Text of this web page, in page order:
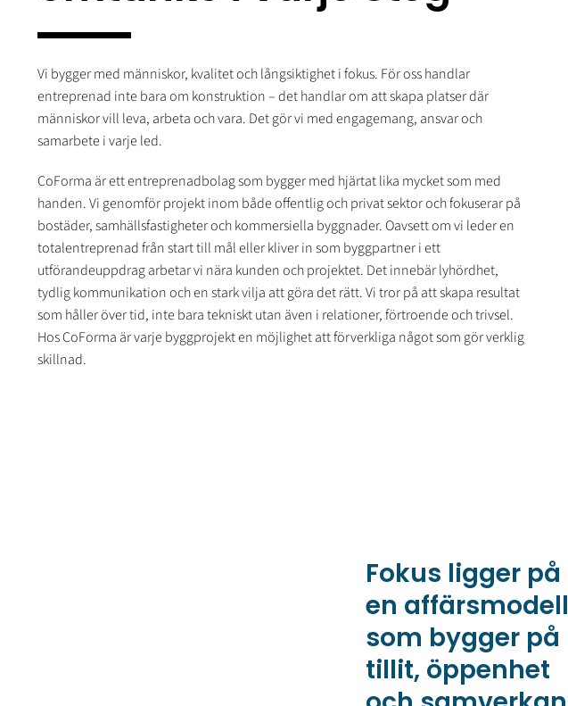
Vi bygger med människor, kvalitet och långsiktighet i fokus. För oss handlar
entreprenad inte bara om konstruktion – det handlar om att skapa platser där
människor vill leva, arbeta och vara. Det gör vi med engagemang, ansvar och
samarbete i varje led.
CoForma är ett entreprenadbolag som bygger med hjärtat lika mycket som med
handen. Vi genomför projekt inom både offentlig och privat sektor och fokuserar på
bostäder, samhällsfastigheter och kommersiella byggnader. Oavsett om vi leder en
totalentreprenad från start till mål eller kliver in som byggpartner i ett
utförandeuppdrag arbetar vi nära kunden och projektet. Det innebär lyhördhet,
tydlig kommunikation och en stark vilja att göra det rätt. Vi tror på att skapa resultat
som håller över tid, inte bara tekniskt utan även i relationer, förtroende och trivsel.
Hos CoForma är varje byggprojekt en möjlighet att förverkliga något som gör verklig
skillnad.
Fokus ligger på
en affärsmodell
som bygger på
tillit, öppenhet